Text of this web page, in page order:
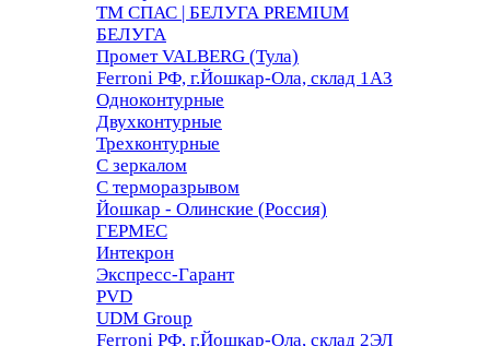
ТМ СПАС | БЕЛУГА PREMIUM
БЕЛУГА
Промет VALBERG (Тула)
Ferroni РФ, г.Йошкар-Ола, склад 1АЗ
Одноконтурные
Двухконтурные
Трехконтурные
С зеркалом
С терморазрывом
Йошкар - Олинские (Россия)
ГЕРМЕС
Интекрон
Экспресс-Гарант
PVD
UDM Group
Ferroni РФ, г.Йошкар-Ола, склад 2ЭЛ